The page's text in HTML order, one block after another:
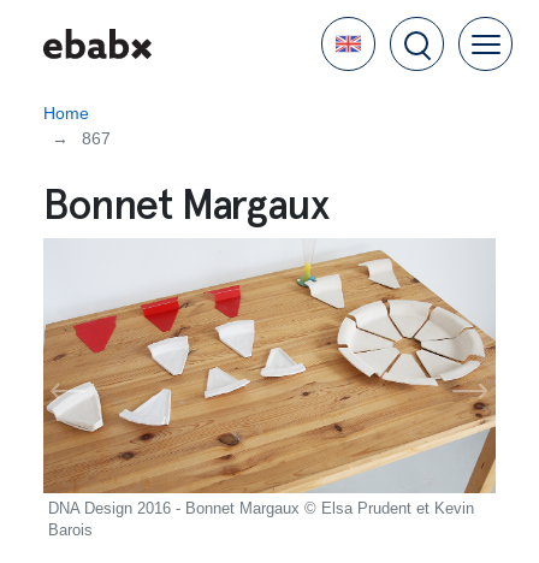
Language
Home
867
Bonnet Margaux
DNA Design 2016 - Bonnet Margaux © Elsa Prudent et Kevin
Barois